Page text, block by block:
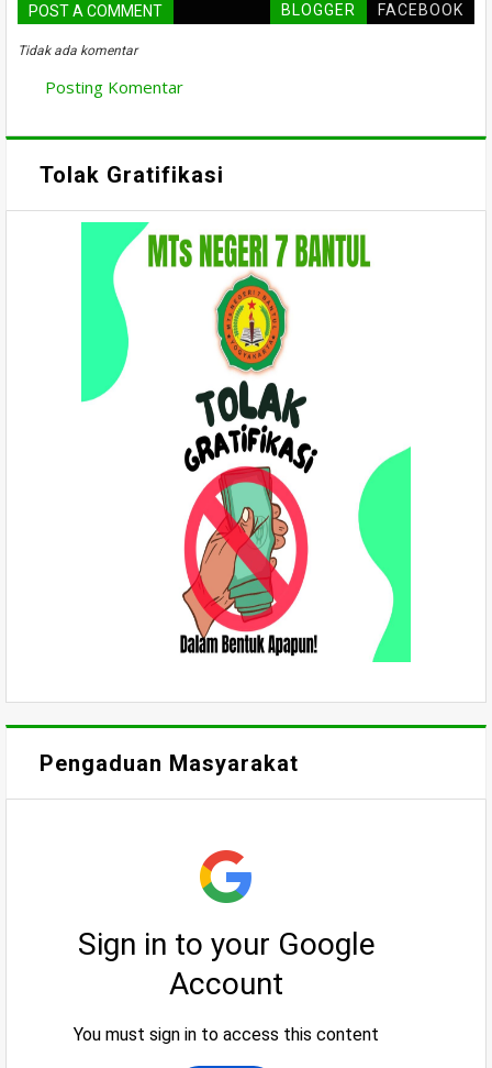
POST A COMMENT BLOGGER FACEBOOK
Tidak ada komentar
Posting Komentar
Tolak Gratifikasi
Pengaduan Masyarakat